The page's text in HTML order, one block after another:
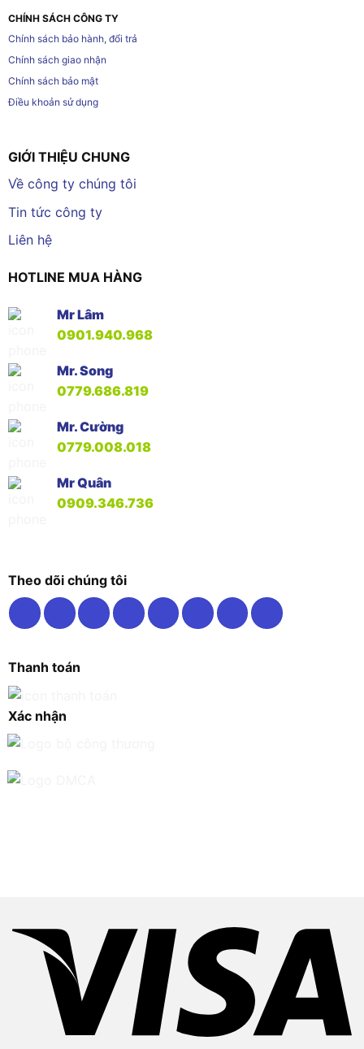
CHÍNH SÁCH CÔNG TY
Chính sách bảo hành, đổi trả
Chính sách giao nhận
Chính sách bảo mật
Điều khoản sử dụng
GIỚI THIỆU CHUNG
Về công ty chúng tôi
Tin tức công ty
Liên hệ
HOTLINE MUA HÀNG
Mr Lâm
0901.940.968
Mr. Song
0779.686.819
Mr. Cường
0779.008.018
Mr Quân
0909.346.736
Theo dõi chúng tôi
Thanh toán
Xác nhận